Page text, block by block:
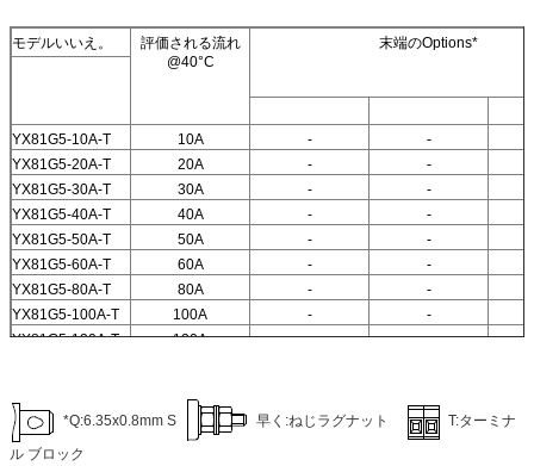
モデルいいえ。
評価される流れ
@40°C
末端のOptions*
YX81G5-10A-T 10A -
-
YX81G5-20A-T
20A -
-
YX81G5-30A-T
30A -
-
YX81G5-40A-T
40A -
-
YX81G5-50A-T
50A -
-
YX81G5-60A-T
60A -
-
YX81G5-80A-T
80A -
-
YX81G5-100A-T
100A -
-
YX81G5-120A-T
120A -
-
*Q:6.35x0.8mm S 早く:ねじラグナット T:ターミナ
ル ブロック